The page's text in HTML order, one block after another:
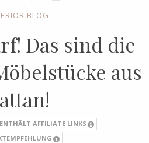
BLOG
Das sind die
aus
ENTHÄLT AFFILIATE LINKS